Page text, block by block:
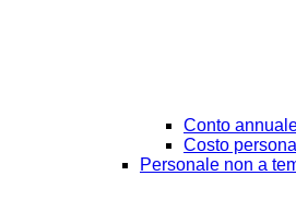
Conto
Costo
Personale non a